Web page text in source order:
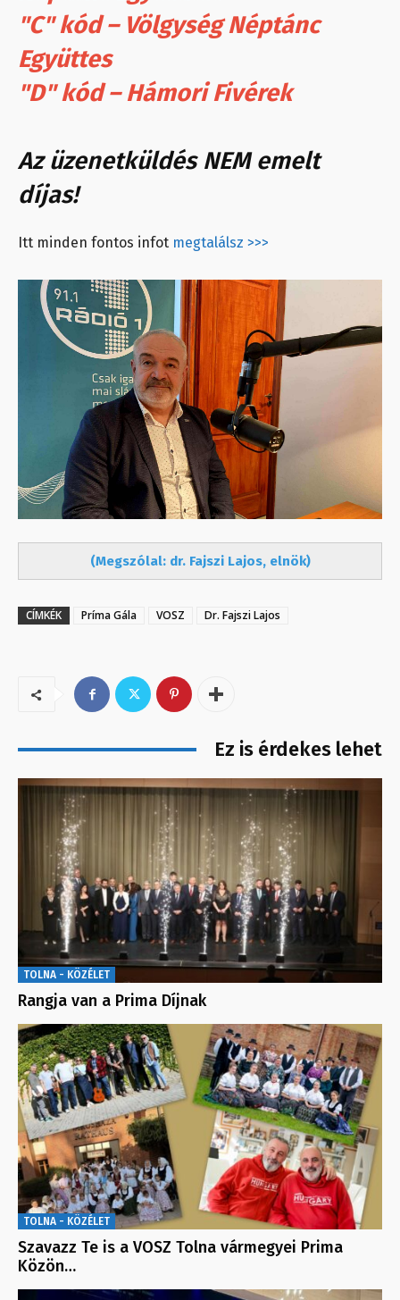
"C" kód – Völgység Néptánc
Együttes
"D" kód – Hámori Fivérek
Az üzenetküldés NEM emelt
díjas!
Itt minden fontos infot megtalálsz >>>
(Megszólal: dr. Fajszi Lajos, elnök)
CÍMKÉK Príma Gála VOSZ Dr. Fajszi Lajos
Ez is érdekes lehet
TOLNA - KÖZÉLET
Rangja van a Prima Díjnak
TOLNA - KÖZÉLET
Szavazz Te is a VOSZ Tolna vármegyei Prima
Közön…